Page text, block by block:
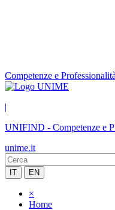
Competenze e Professionalità
|
UNIFIND - Competenze e
unime.it
IT EN
×
Home